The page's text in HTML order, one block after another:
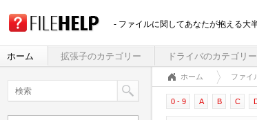
- ファイルに関してあなたが抱える大
ホーム 拡張子のカテゴリー ドライバのカテゴリー
ホーム ファイ
0 - 9 A B C